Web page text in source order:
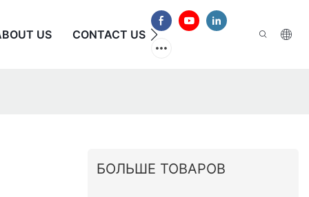
US CONTACT US ЧАСТО ЗАДАВАЕМЫЕ
БОЛЬШЕ ТОВАРОВ